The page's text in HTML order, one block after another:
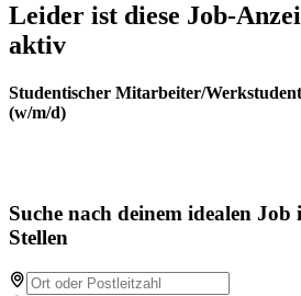
Leider ist diese Job-
aktiv
Studentischer Mitarbeiter/
(w/m/d)
Suche nach deinem idealen
Stellen